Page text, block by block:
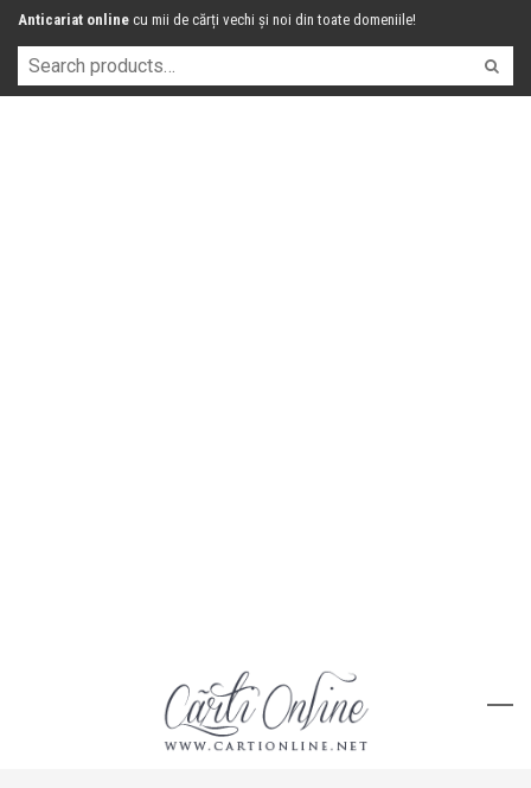
Anticariat online cu mii de cărți vechi și noi din toate domeniile!